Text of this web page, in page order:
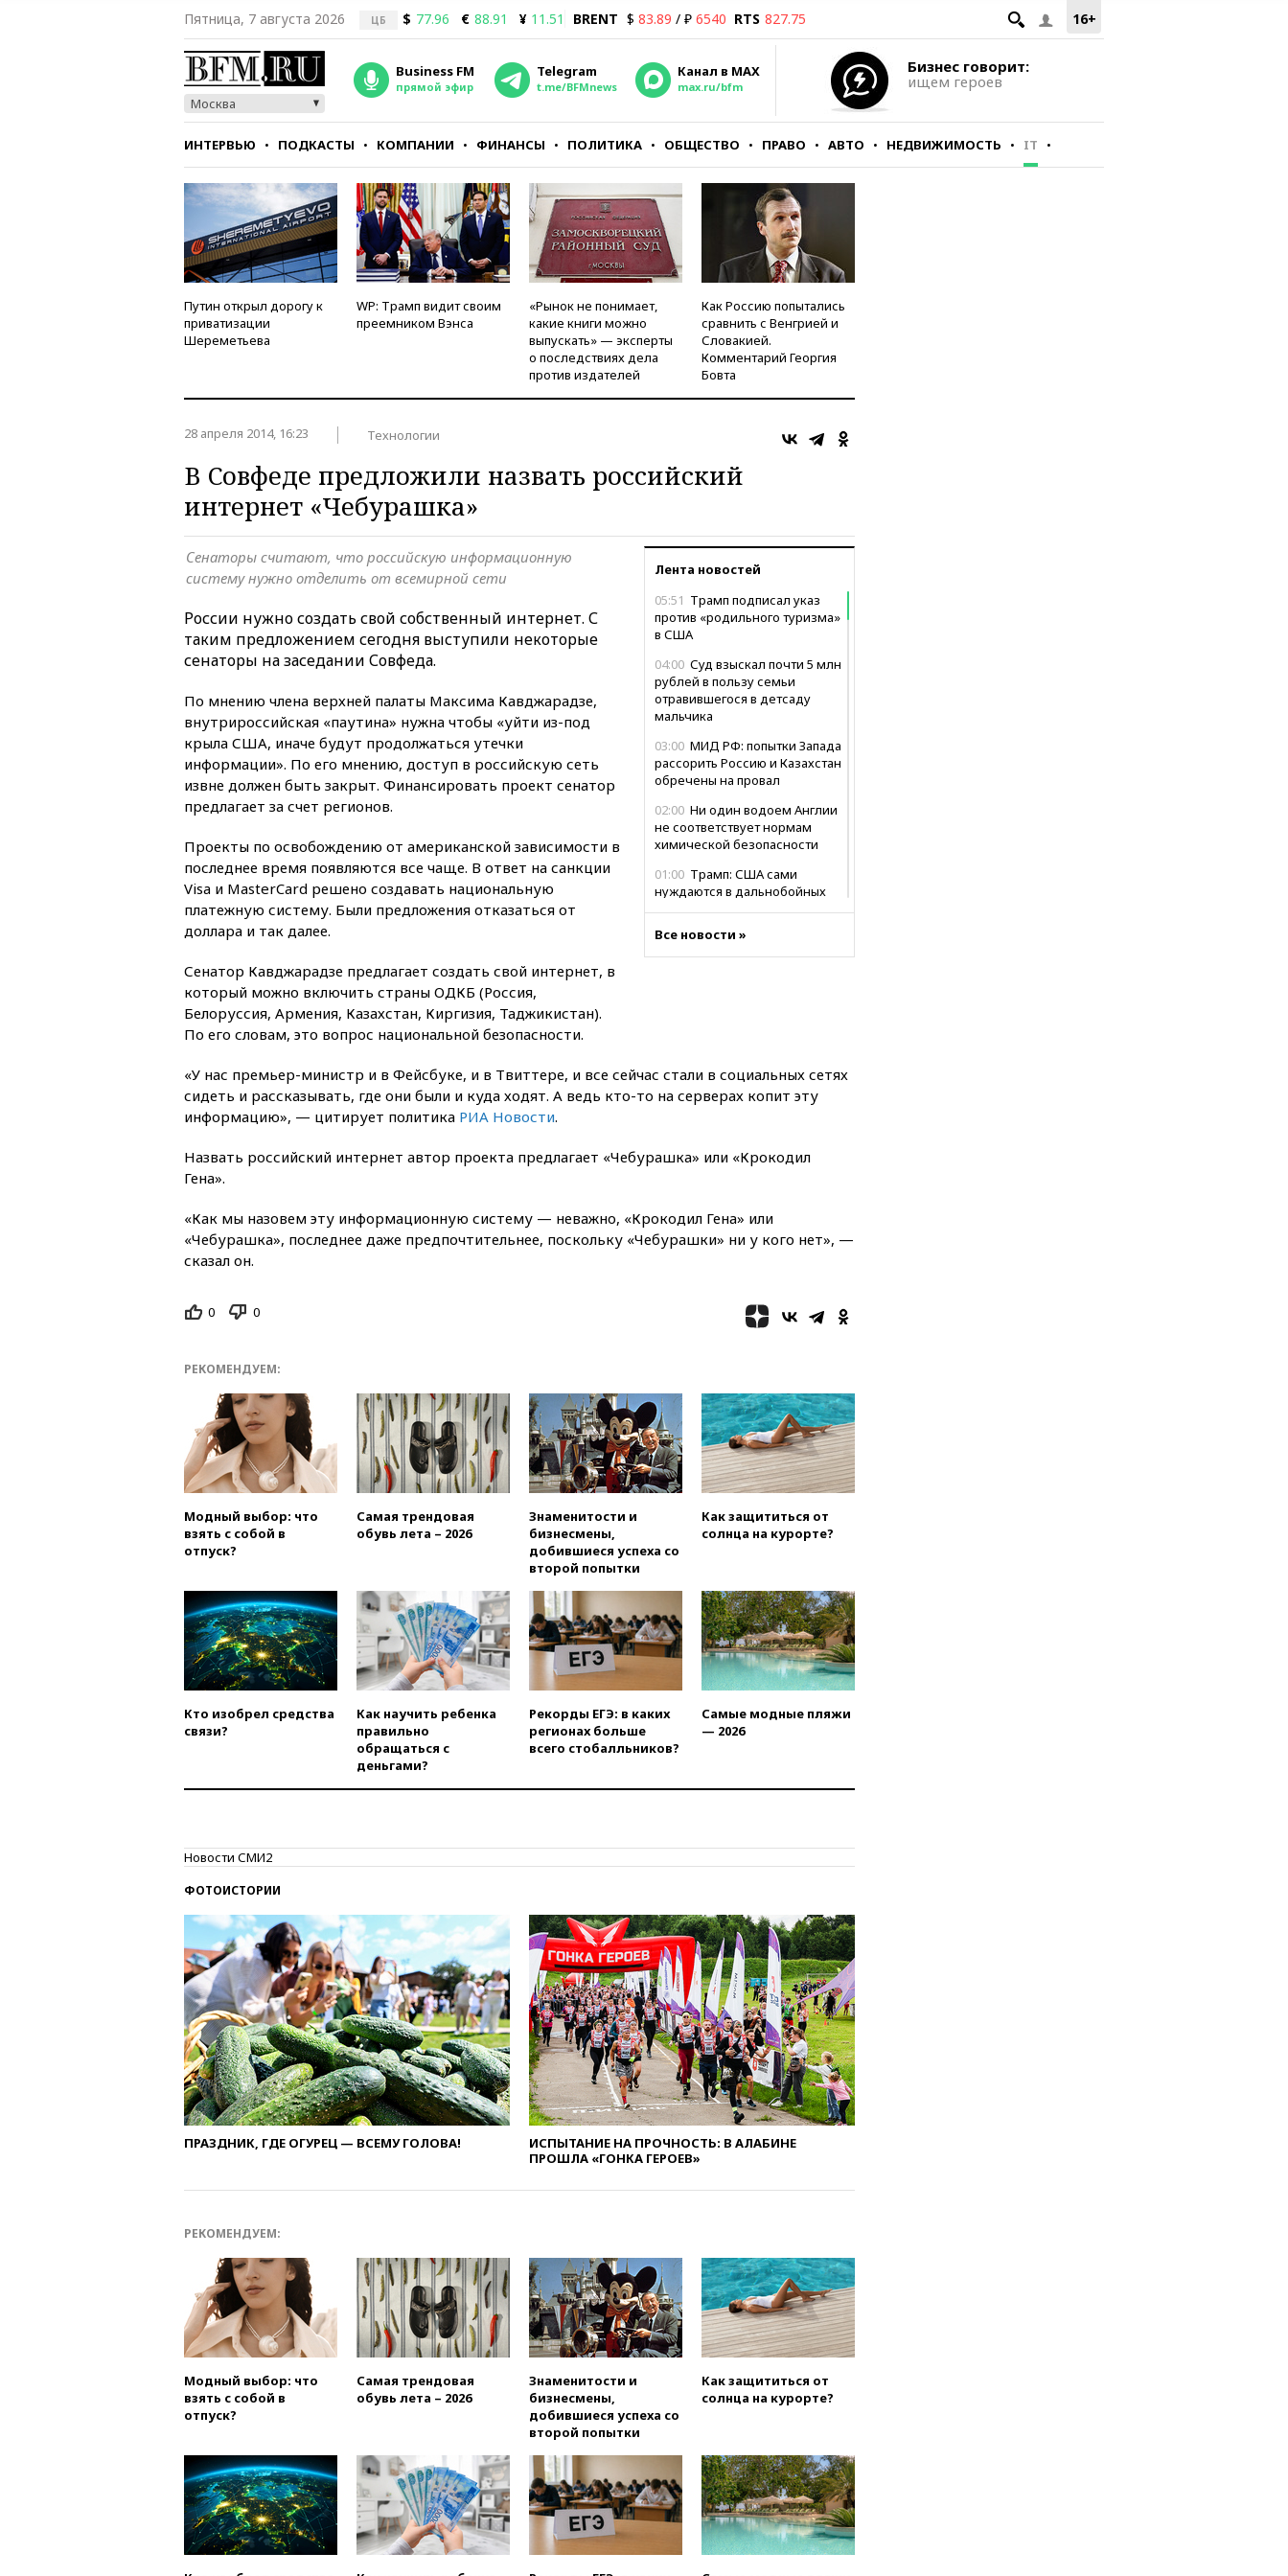
16+
Пятница, 7 августа 2026 ЦБ $ 77.96 € 88.91 ¥ 11.51 BRENT $ 83.89 / ₽ 6540 RTS 827.75
Москва
Business FM
прямой эфир
Telegram
t.me/BFMnews
Канал в MAX
max.ru/bfm
Бизнес говорит:
ищем героев
ИНТЕРВЬЮ ПОДКАСТЫ КОМПАНИИ ФИНАНСЫ ПОЛИТИКА ОБЩЕСТВО ПРАВО АВТО НЕДВИЖИМОСТЬ IT
СТИЛЬ ТЕСТЫ
Путин открыл дорогу к
приватизации
Шереметьева
WP: Трамп видит своим
преемником Вэнса
«Рынок не понимает,
какие книги можно
выпускать» — эксперты
о последствиях дела
против издателей
Как Россию попытались
сравнить с Венгрией и
Словакией.
Комментарий Георгия
Бовта
28 апреля 2014, 16:23 Технологии
В Совфеде предложили назвать российский
интернет «Чебурашка»
Лента новостей
05:51 Трамп подписал указ
против «родильного туризма»
в США
04:00 Суд взыскал почти 5 млн
рублей в пользу семьи
отравившегося в детсаду
мальчика
03:00 МИД РФ: попытки Запада
рассорить Россию и Казахстан
обречены на провал
02:00 Ни один водоем Англии
не соответствует нормам
химической безопасности
01:00 Трамп: США сами
нуждаются в дальнобойных
00:01 Трамп заявил о
необходимости пополнения
ребенок и женщина погибли
при падении деревьев во
пятницу ожидаются ливни
продлил контракт с «Реалом»
до 2032 года
Путин назвал 76-ю
вчера, 22:15Путин заслушал
доклад о ситуации на
добропольском направлении
вчера, 21:58Генпрокуратура
признала нежелательным в
Rights Foundation
вчера, 21:35
вчера, 21:25Руслан Терновой
выиграл золото чемпионата
Европы в прыжках с 10-
метровой вышки
вчера, 21:10РФ не получала
обращений о прекращении
концессии строительства ж/д
в Армении
обсуждают эксперимент по
вчера, 20:35ПВО за день
сбила еще 281 украинский
беспилотник над Россией
вчера, 20:27Ямпольская
призвала оптимизировать
олимпиады для поступления в
вузы
вчера, 20:15Минтранс
предложил оплачивать
защиту дорог от БПЛА из
средств на ремонт
вчера, 20:00Зеленский 8
августа посетит Сербию с
вчера, 19:50Аэропорты Сочи и
Ярославля приостановили
работу
вчера, 19:35WP: Трамп
призвал доноров-
республиканцев поддержать
Вэнса на выборах 2028 года
вчера, 19:20
2022 года
вчера, 19:15Жуковский и
аэропорт Геленджика
возобновили работу
вчера, 19:00Путин уточнил
Все новости »
Сенаторы считают, что российскую информационную
систему нужно отделить от всемирной сети
России нужно создать свой собственный интернет. С
таким предложением сегодня выступили некоторые
сенаторы на заседании Совфеда.
По мнению члена верхней палаты Максима Кавджарадзе,
внутрироссийская «паутина» нужна чтобы «уйти из-под
крыла США, иначе будут продолжаться утечки
информации». По его мнению, доступ в российскую сеть
извне должен быть закрыт. Финансировать проект сенатор
предлагает за счет регионов.
Проекты по освобождению от американской зависимости в
последнее время появляются все чаще. В ответ на санкции
Visa и MasterCard решено создавать национальную
платежную систему. Были предложения отказаться от
доллара и так далее.
Сенатор Кавджарадзе предлагает создать свой интернет, в
который можно включить страны ОДКБ (Россия,
Белоруссия, Армения, Казахстан, Киргизия, Таджикистан).
По его словам, это вопрос национальной безопасности.
«У нас премьер-министр и в Фейсбуке, и в Твиттере, и все сейчас стали в социальных сетях
сидеть и рассказывать, где они были и куда ходят. А ведь кто-то на серверах копит эту
информацию», — цитирует политика РИА Новости.
Назвать российский интернет автор проекта предлагает «Чебурашка» или «Крокодил
Гена».
«Как мы назовем эту информационную систему — неважно, «Крокодил Гена» или
«Чебурашка», последнее даже предпочтительнее, поскольку «Чебурашки» ни у кого нет», —
сказал он.
0 0
РЕКОМЕНДУЕМ:
Модный выбор: что
взять с собой в
отпуск?
Самая трендовая
обувь лета – 2026
Знаменитости и
бизнесмены,
добившиеся успеха со
второй попытки
Как защититься от
солнца на курорте?
Кто изобрел средства
связи?
Как научить ребенка
правильно
обращаться с
деньгами?
Рекорды ЕГЭ: в каких
регионах больше
всего стобалльников?
Самые модные пляжи
— 2026
Новости СМИ2
ФОТОИСТОРИИ
ПРАЗДНИК, ГДЕ ОГУРЕЦ — ВСЕМУ ГОЛОВА!
ИСПЫТАНИЕ НА ПРОЧНОСТЬ: В АЛАБИНЕ
ПРОШЛА «ГОНКА ГЕРОЕВ»
РЕКОМЕНДУЕМ:
Модный выбор: что
взять с собой в
отпуск?
Самая трендовая
обувь лета – 2026
Знаменитости и
бизнесмены,
добившиеся успеха со
второй попытки
Как защититься от
солнца на курорте?